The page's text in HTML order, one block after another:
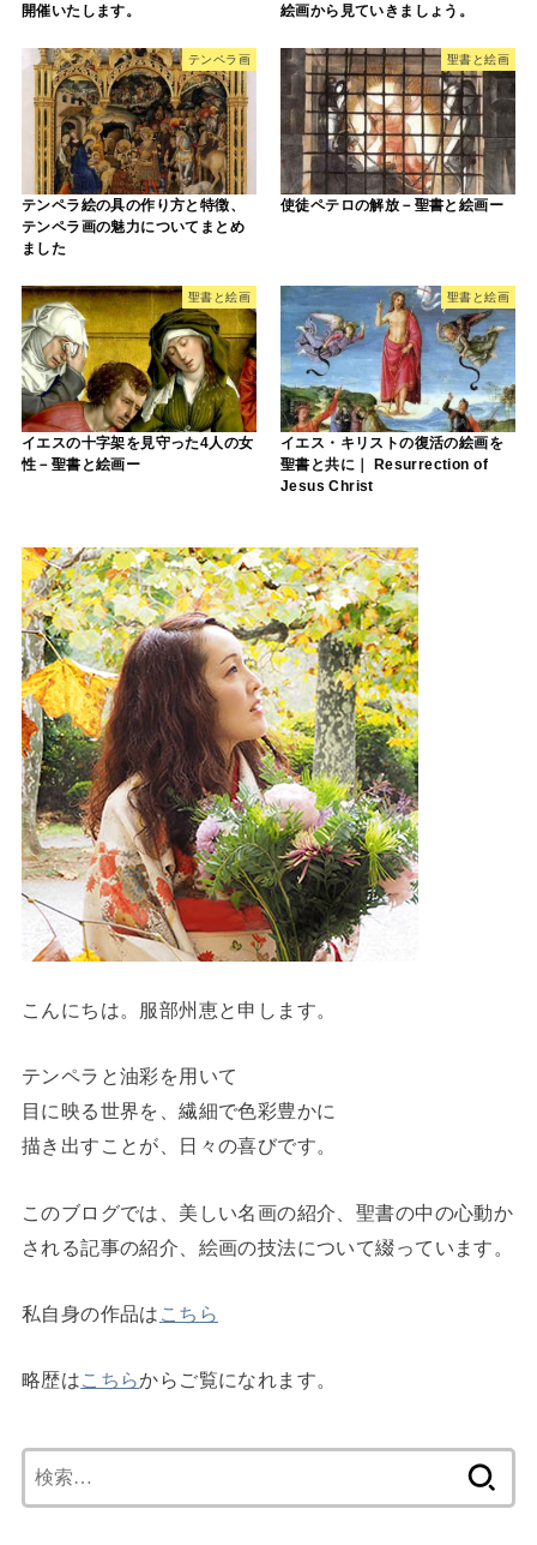
開催いたします。
絵画から見ていきましょう。
テンペラ画
テンペラ絵の具の作り方と特徴、
テンペラ画の魅力についてまとめ
ました
聖書と絵画
使徒ペテロの解放－聖書と絵画ー
聖書と絵画
イエスの十字架を見守った4人の女
性－聖書と絵画ー
聖書と絵画
イエス・キリストの復活の絵画を
聖書と共に｜ Resurrection of
Jesus Christ
こんにちは。服部州恵と申します。
テンペラと油彩を用いて
目に映る世界を、繊細で色彩豊かに
描き出すことが、日々の喜びです。
このブログでは、美しい名画の紹介、聖書の中の心動か
される記事の紹介、絵画の技法について綴っています。
私自身の作品は こちら
略歴はこちらからご覧になれます。
索: